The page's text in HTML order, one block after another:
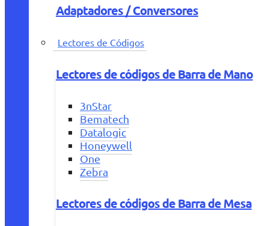
Adaptadores / Conversores
Lectores de Códigos
Lectores de códigos de Barra de Mano
3nStar
Bematech
Datalogic
Honeywell
One
Zebra
Lectores de códigos de Barra de Mesa